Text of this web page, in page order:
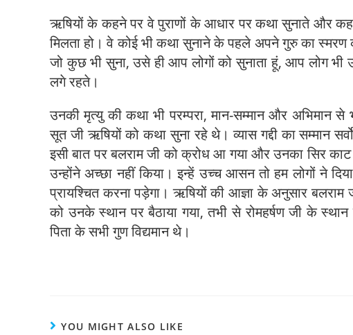
ऋषियों के कहने पर वे पुराणों के आधार पर कथा सुनाते और
मिलता हो। वे कोई भी कथा सुनाने के पहले अपने गुरु का
जो कुछ भी सुना, उसे ही आप लोगों को सुनाता हूं, आप लोग भी
लगे रहते।
उनकी मृत्यु की कथा भी परम्परा, मान-सम्मान और अभिमान
सूत जी ऋषियों को कथा सुना रहे थे। व्यास गद्दी का सम्मान
इसी बात पर बलराम जी को क्रोध आ गया और उनका सिर
उन्होंने अच्छा नहीं किया। इन्हें उच्च आसन तो हम लोगों ने
प्रायश्चित करना पड़ेगा। ऋषियों की आज्ञा के अनुसार बलराम
को उनके स्थान पर बैठाया गया, तभी से रोमहर्षण जी के
पिता के सभी गुण विद्यमान थे।
YOU MIGHT ALSO LIKE